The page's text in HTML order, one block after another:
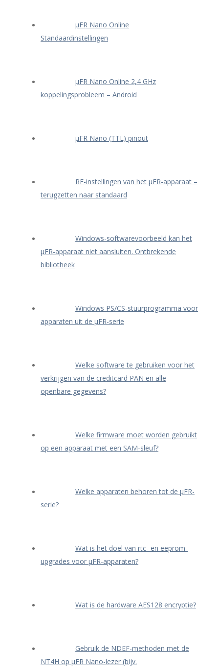
μFR Nano Online
Standaardinstellingen
μFR Nano Online 2,4 GHz
koppelingsprobleem – Android
μFR Nano (TTL) pinout
RF-instellingen van het μFR-apparaat –
terugzetten naar standaard
Windows-softwarevoorbeeld kan het
μFR-apparaat niet aansluiten. Ontbrekende
bibliotheek
Windows PS/CS-stuurprogramma voor
apparaten uit de μFR-serie
Welke software te gebruiken voor het
verkrijgen van de creditcard PAN en alle
openbare gegevens?
Welke firmware moet worden gebruikt
op een apparaat met een SAM-sleuf?
Welke apparaten behoren tot de μFR-
serie?
Wat is het doel van rtc- en eeprom-
upgrades voor μFR-apparaten?
Wat is de hardware AES128 encryptie?
Gebruik de NDEF-methoden met de
NT4H op μFR Nano-lezer (bijv.